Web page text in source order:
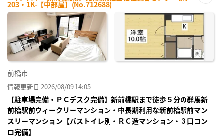
203・1K-【中部屋】(No.712688)
に入
前橋市
情報更新日 2026/08/09 14:05
【駐車場完備・ＰＣデスク完備】新前橋駅まで徒歩５分の群馬新
前橋駅前ウィークリーマンション・中長期利用な新前橋駅前マン
スリーマンション【バストイレ別・ＲＣ造マンション・３口コン
ロ完備】